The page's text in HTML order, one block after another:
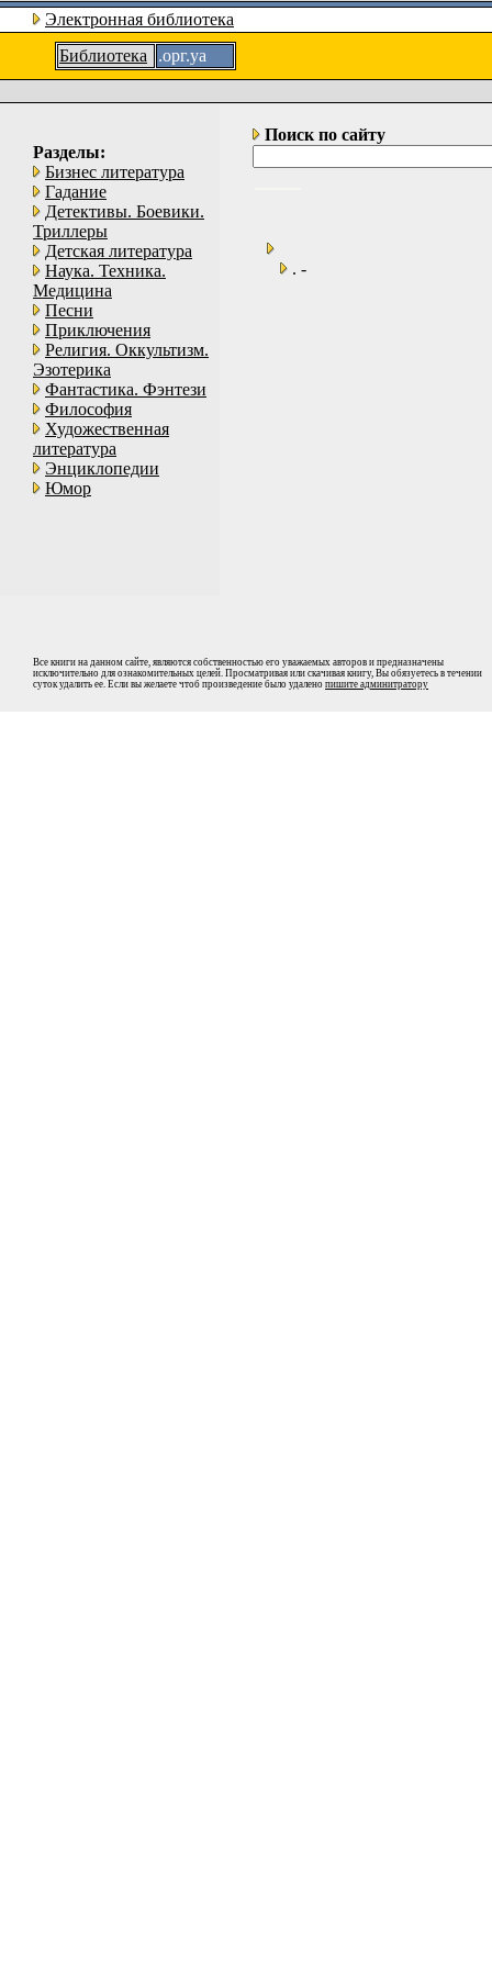
Электронная библиотека
Библиотека
.орг.уа
Разделы:
Бизнес литература
Гадание
Детективы. Боевики.
Триллеры
Детская литература
Наука. Техника.
Медицина
Песни
Приключения
Религия. Оккультизм.
Эзотерика
Фантастика. Фэнтези
Философия
Художественная
литература
Энциклопедии
Юмор
Поиск по сайту
. -
Все книги на данном сайте, являются собственностью его уважаемых авторов и предназначены
исключительно для ознакомительных целей. Просматривая или скачивая книгу, Вы обязуетесь в течении
суток удалить ее. Если вы желаете чтоб произведение было удалено пишите админитратору